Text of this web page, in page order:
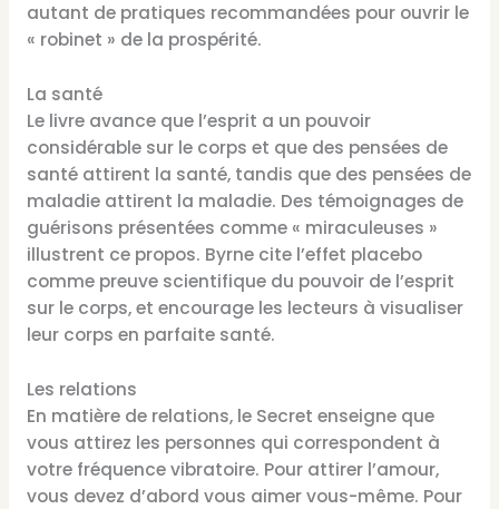
autant de pratiques recommandées pour ouvrir le
« robinet » de la prospérité.
La santé
Le livre avance que l’esprit a un pouvoir
considérable sur le corps et que des pensées de
santé attirent la santé, tandis que des pensées de
maladie attirent la maladie. Des témoignages de
guérisons présentées comme « miraculeuses »
illustrent ce propos. Byrne cite l’effet placebo
comme preuve scientifique du pouvoir de l’esprit
sur le corps, et encourage les lecteurs à visualiser
leur corps en parfaite santé.
Les relations
En matière de relations, le Secret enseigne que
vous attirez les personnes qui correspondent à
votre fréquence vibratoire. Pour attirer l’amour,
vous devez d’abord vous aimer vous-même. Pour